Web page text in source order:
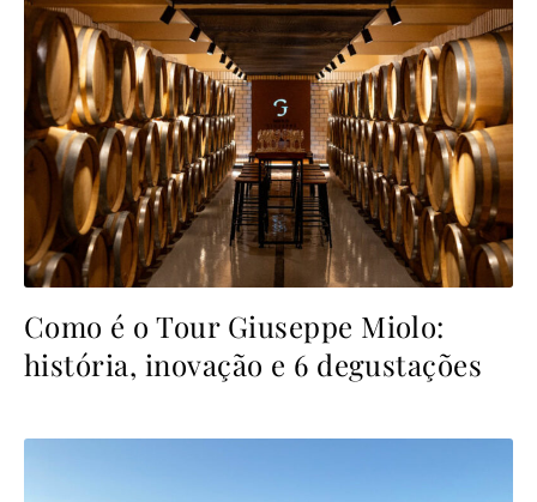
Como é o Tour Giuseppe Miolo:
história, inovação e 6 degustações